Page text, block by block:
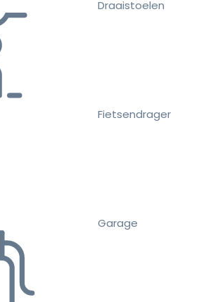
Draaistoelen
Fietsendrager
Garage